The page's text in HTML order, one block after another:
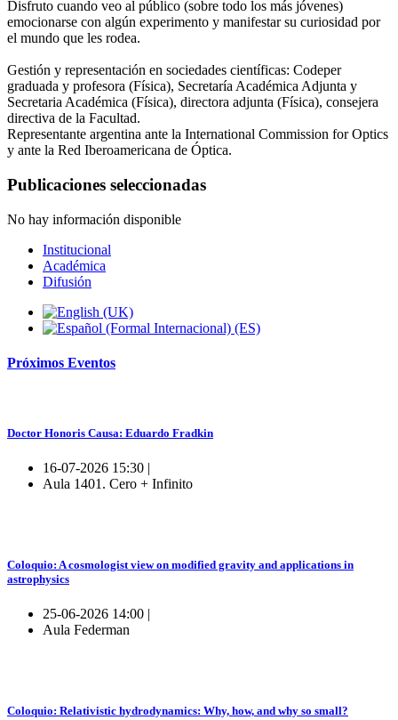
Disfruto cuando veo al público (sobre todo los más jóvenes)
emocionarse con algún experimento y manifestar su curiosidad por
el mundo que les rodea.
Gestión y representación en sociedades científicas: Codeper
graduada y profesora (Física), Secretaría Académica Adjunta y
Secretaria Académica (Física), directora adjunta (Física), consejera
directiva de la Facultad.
Representante argentina ante la International Commission for Optics
y ante la Red Iberoamericana de Óptica.
Publicaciones seleccionadas
No hay información disponible
Institucional
Académica
Difusión
Próximos Eventos
Doctor Honoris Causa: Eduardo Fradkin
16-07-2026 15:30 |
Aula 1401. Cero + Infinito
Coloquio: A cosmologist view on modified gravity and applications in
astrophysics
25-06-2026 14:00 |
Aula Federman
Coloquio: Relativistic hydrodynamics: Why, how, and why so small?